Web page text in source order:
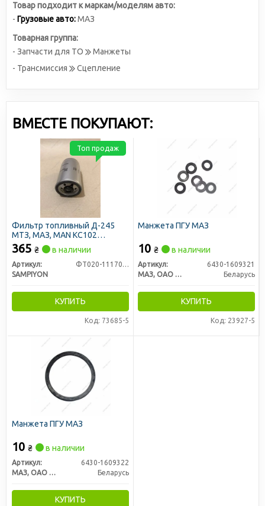
Товар подходит к маркам/моделям авто:
- Грузовые авто:МАЗ
Товарная группа:
- Запчасти для ТО
Манжеты
- Трансмиссия
Сцепление
ВМЕСТЕ ПОКУПАЮТ:
Фильтр топливный Д-245
МТЗ, МАЗ, MAN KC102
(закручивающийся) (пр-во
SAMPIYON)
365 ₴ в наличии
Артикул:
ФТ020-1117010 (CS 1438 M)
SAMPIYON
КУПИТЬ
Код: 73685-5
Топ продаж
Манжета ПГУ МАЗ
10 ₴ в наличии
Артикул:
6430-1609321
МАЗ, ОАО «Минский автомобильный завод»
Беларусь
КУПИТЬ
Код: 23927-5
Манжета ПГУ МАЗ
10 ₴ в наличии
Артикул:
6430-1609322
МАЗ, ОАО «Минский автомобильный завод»
Беларусь
КУПИТЬ